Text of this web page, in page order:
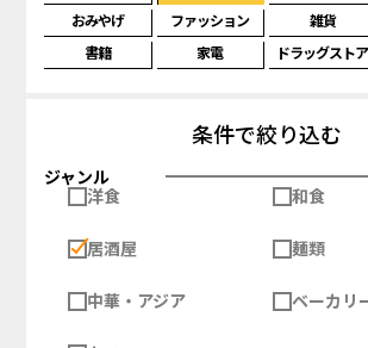
おみやげ ファッション 雑貨
書籍
家電 ドラッグストア
条件で絞り込む
ジャンル
洋食
和食
居酒屋 麺類
中華・アジア ベーカリ